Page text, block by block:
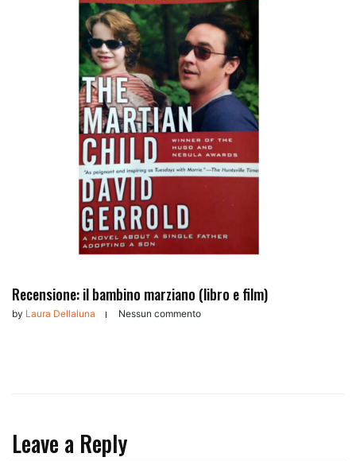
Recensione: il bambino marziano (libro e film)
by Laura Dellaluna Nessun commento
Leave a Reply